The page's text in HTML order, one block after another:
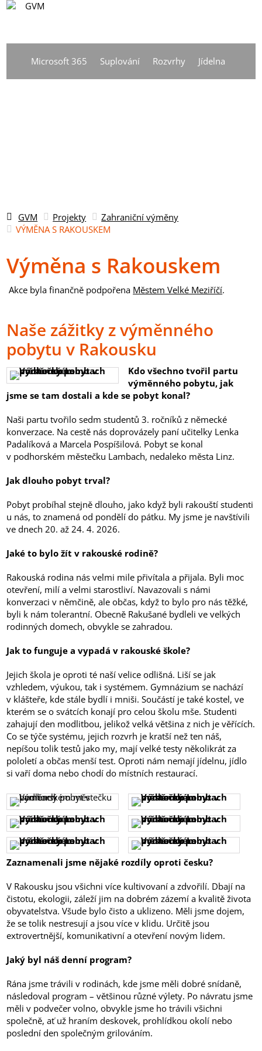
DE
Microsoft 365 Suplování Rozvrhy Jídelna
GVM Projekty
Zahraniční výměny
VÝMĚNA S RAKOUSKEM
Výměna s Rakouskem
Akce byla finančně podpořena Městem Velké Meziříčí.
Naše zážitky z výměnného
pobytu v Rakousku
Kdo všechno tvořil partu
výměnného pobytu, jak
jsme se tam dostali a kde se pobyt konal?
Naši partu tvořilo sedm studentů 3. ročníků z německé
konverzace. Na cestě nás doprovázely paní učitelky Lenka
Padalíková a Marcela Pospíšilová. Pobyt se konal
v podhorském městečku Lambach, nedaleko města Linz.
Jak dlouho pobyt trval?
Pobyt probíhal stejně dlouho, jako když byli rakouští studenti
u nás, to znamená od pondělí do pátku. My jsme je navštívili
ve dnech 20. až 24. 4. 2026.
Jaké to bylo žít v rakouské rodině?
Rakouská rodina nás velmi mile přivítala a přijala. Byli moc
otevření, milí a velmi starostliví. Navazovali s námi
konverzaci v němčině, ale občas, když to bylo pro nás těžké,
byli k nám tolerantní. Obecně Rakušané bydleli ve velkých
rodinných domech, obvykle se zahradou.
Jak to funguje a vypadá v rakouské škole?
Jejich škola je oproti té naší velice odlišná. Liší se jak
vzhledem, výukou, tak i systémem. Gymnázium se nachází
v klášteře, kde stále bydlí i mniši. Součástí je také kostel, ve
kterém se o svátcích konají pro celou školu mše. Studenti
zahajují den modlitbou, jelikož velká většina z nich je věřících.
Co se týče systému, jejich rozvrh je kratší než ten náš,
nepíšou tolik testů jako my, mají velké testy několikrát za
pololetí a občas menší test. Oproti nám nemají jídelnu, jídlo
si vaří doma nebo chodí do místních restaurací.
Zaznamenali jsme nějaké rozdíly oproti česku?
V Rakousku jsou všichni více kultivovaní a zdvořilí. Dbají na
čistotu, ekologii, záleží jim na dobrém zázemí a kvalitě života
obyvatelstva. Všude bylo čisto a uklizeno. Měli jsme dojem,
že se tolik nestresují a jsou více v klidu. Určitě jsou
extrovertnější, komunikativní a otevření novým lidem.
Jaký byl náš denní program?
Rána jsme trávili v rodinách, kde jsme měli dobré snídaně,
následoval program – většinou různé výlety. Po návratu jsme
měli v podvečer volno, obvykle jsme ho trávili všichni
společně, ať už hraním deskovek, prohlídkou okolí nebo
poslední den společným grilováním.